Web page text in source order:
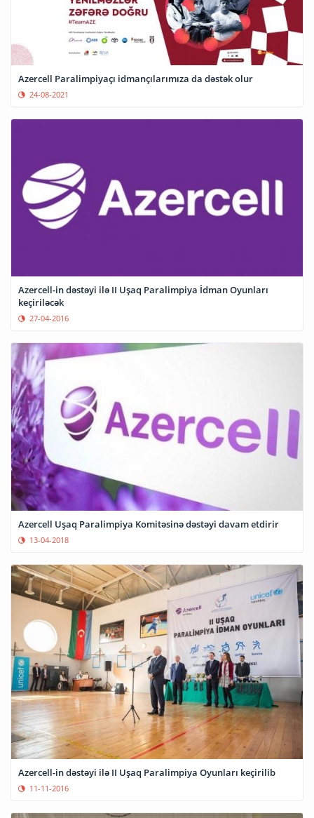
Azercell Paralimpiyaçı idmançılarımıza da dəstək olur
24-08-2021
Azercell-in dəstəyi ilə II Uşaq Paralimpiya İdman Oyunları
keçiriləcək
27-04-2016
Azercell Uşaq Paralimpiya Komitəsinə dəstəyi davam etdirir
13-04-2018
Azercell-in dəstəyi ilə II Uşaq Paralimpiya Oyunları keçirilib
11-11-2016